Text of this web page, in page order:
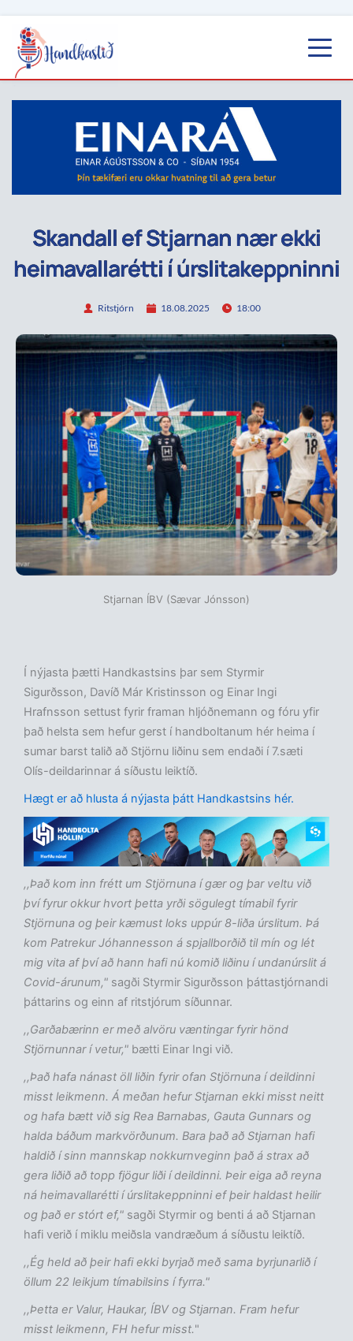
Skandall ef Stjarnan nær ekki
heimavallarétti í úrslitakeppninni
Ritstjórn 18.08.2025 18:00
Stjarnan ÍBV (Sævar Jónsson)
Í nýjasta þætti Handkastsins þar sem Styrmir
Sigurðsson, Davíð Már Kristinsson og Einar Ingi
Hrafnsson settust fyrir framan hljóðnemann og fóru yfir
það helsta sem hefur gerst í handboltanum hér heima í
sumar barst talið að Stjörnu liðinu sem endaði í 7.sæti
Olís-deildarinnar á síðustu leiktíð.
Hægt er að hlusta á nýjasta þátt Handkastsins hér.
,,Það kom inn frétt um Stjörnuna í gær og þar veltu við
því fyrur okkur hvort þetta yrði sögulegt tímabil fyrir
Stjörnuna og þeir kæmust loks uppúr 8-liða úrslitum. Þá
kom Patrekur Jóhannesson á spjallborðið til mín og lét
mig vita af því að hann hafi nú komið liðinu í undanúrslit á
Covid-árunum," sagði Styrmir Sigurðsson þáttastjórnandi
þáttarins og einn af ritstjórum síðunnar.
,,Garðabærinn er með alvöru væntingar fyrir hönd
Stjörnunnar í vetur," bætti Einar Ingi við.
,,Það hafa nánast öll liðin fyrir ofan Stjörnuna í deildinni
misst leikmenn. Á meðan hefur Stjarnan ekki misst neitt
og hafa bætt við sig Rea Barnabas, Gauta Gunnars og
halda báðum markvörðunum. Bara það að Stjarnan hafi
haldið í sinn mannskap nokkurnveginn það á strax að
gera liðið að topp fjögur liði í deildinni. Þeir eiga að reyna
ná heimavallarétti í úrslitakeppninni ef þeir haldast heilir
og það er stórt ef," sagði Styrmir og benti á að Stjarnan
hafi verið í miklu meiðsla vandræðum á síðustu leiktíð.
,,Ég held að þeir hafi ekki byrjað með sama byrjunarlið í
öllum 22 leikjum tímabilsins í fyrra."
,,Þetta er Valur, Haukar, ÍBV og Stjarnan. Fram hefur
misst leikmenn, FH hefur misst."